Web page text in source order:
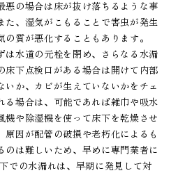
悪の場合は床が抜け落ちるような事
た、湿気がこもることで害虫が発生
質が悪化することもあります。
は水道の元栓を閉め、さらなる水漏
床下点検口がある場合は開けて内部
いか、カビが生えていないかをチェ
る場合は、可能であれば雑巾や吸水
機や除湿機を使って床下を乾燥させ
原因が配管の破損や老朽化によるも
のは難しいため、早めに専門業者に
での水漏れは、早期に発見して対